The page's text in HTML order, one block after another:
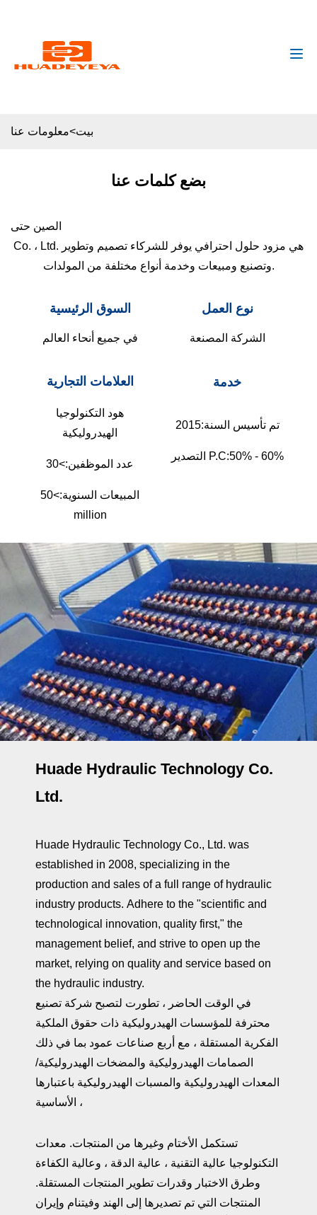
بيت>معلومات عنا
بضع كلمات عنا
الصين حتى
Co. ، Ltd. هي مزود حلول احترافي يوفر للشركاء تصميم وتطوير
وتصنيع ومبيعات وخدمة أنواع مختلفة من المولدات.
السوق الرئيسية
في جميع أنحاء العالم
نوع العمل
الشركة المصنعة
العلامات التجارية
هود التكنولوجيا
الهيدروليكية
عدد الموظفين:>30
المبيعات السنوية: >50
million
خدمة
تم تأسيس السنة:2015
التصدير P.C:50% - 60%
Huade Hydraulic Technology Co.
Ltd.
Huade Hydraulic Technology Co., Ltd. was
established in 2008, specializing in the
production and sales of a full range of hydraulic
industry products. Adhere to the "scientific and
technological innovation, quality first," the
management belief, and strive to open up the
market, relying on quality and service based on
the hydraulic industry.
في الوقت الحاضر ، تطورت لتصبح شركة تصنيع
محترفة للمؤسسات الهيدروليكية ذات حقوق الملكية
الفكرية المستقلة ، مع أربع صناعات عمود بما في ذلك
الصمامات الهيدروليكية والمضخات الهيدروليكية/
المعدات الهيدروليكية والمسبات الهيدروليكية باعتبارها
الأساسية ،
تستكمل الأختام وغيرها من المنتجات. معدات
التكنولوجيا عالية التقنية ، عالية الدقة ، وعالية الكفاءة
وطرق الاختبار وقدرات تطوير المنتجات المستقلة.
المنتجات التي تم تصديرها إلى الهند وفيتنام وإيران